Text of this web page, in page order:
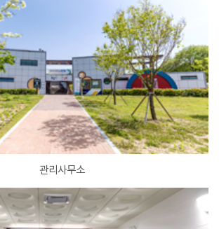
관리사무소